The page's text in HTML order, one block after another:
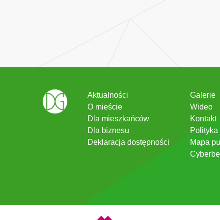
Aktualności
O mieście
Dla mieszkańców
Dla biznesu
Deklaracja dostępności
Galerie
Wideo
Kontakt
Mapa